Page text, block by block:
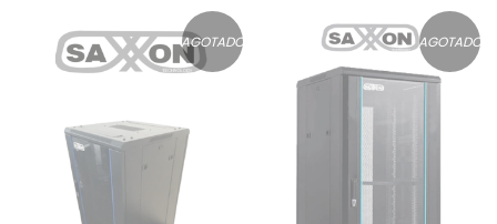
#SXNDESCUENTO
AGOTADO AGOTADO